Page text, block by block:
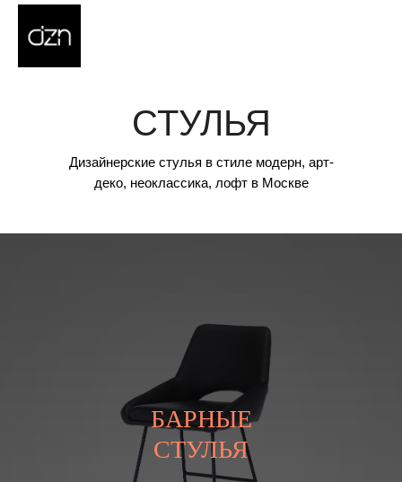
СТУЛЬЯ
Дизайнерские стулья в стиле модерн, арт-
деко, неоклассика, лофт в Москве
БАРНЫЕ
СТУЛЬЯ